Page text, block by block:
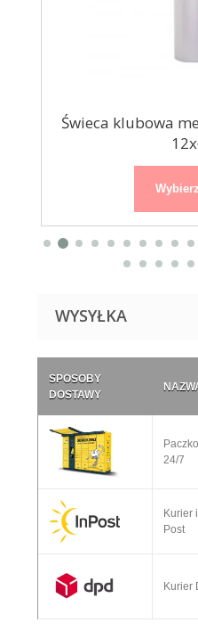
Świeca klubowa
WYSYŁKA
SPOSOBY
DOSTAWY
24/7
Kurier
Post
Kurier